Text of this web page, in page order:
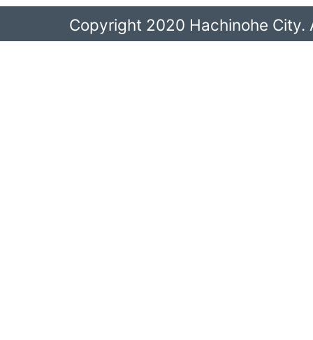
Copyright 2020 Hachinohe City.